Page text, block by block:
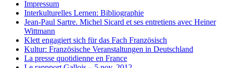
Impressum
Interkulturelles Lernen: Bibliographie
Jean-Paul Sartre. Michel Sicard et ses entretiens avec Heiner
Wittmann
Klett engagiert sich für das Fach Französisch
Kultur: Französische Veranstaltungen in Deutschland
La presse quotidienne en France